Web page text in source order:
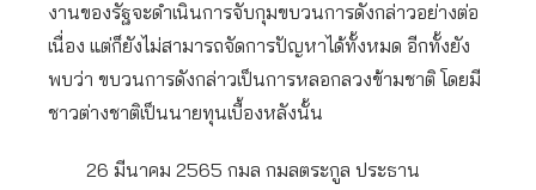
งานของรัฐจะดำเนินการจับกุมขบวนการดังกล่าวอย่างต่อ
เนื่อง แต่ก็ยังไม่สามารถจัดการปัญหาได้ทั้งหมด อีกทั้งยัง
พบว่า ขบวนการดังกล่าวเป็นการหลอกลวงข้ามชาติ โดยมี
ชาวต่างชาติเป็นนายทุนเบื้องหลังนั้น
26 มีนาคม 2565 กมล กมลตระกูล ประธาน